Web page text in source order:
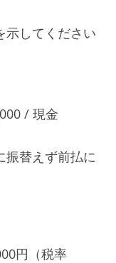
示してください
/ 現金
振替えず前払に
円（税率